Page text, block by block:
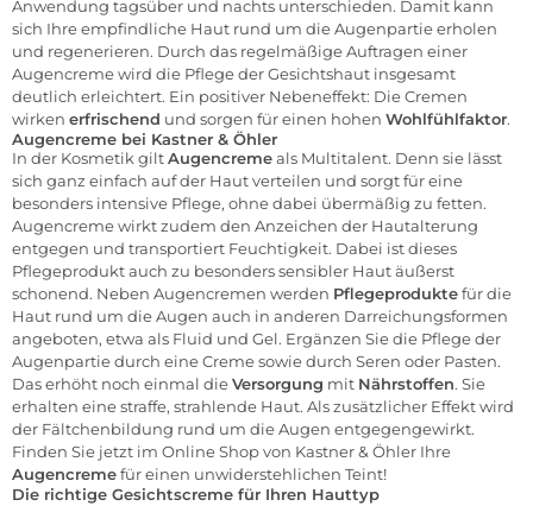
Anwendung tagsüber und nachts unterschieden. Damit kann
sich Ihre empfindliche Haut rund um die Augenpartie erholen
und regenerieren. Durch das regelmäßige Auftragen einer
Augencreme wird die Pflege der Gesichtshaut insgesamt
deutlich erleichtert. Ein positiver Nebeneffekt: Die Cremen
wirken erfrischend und sorgen für einen hohen Wohlfühlfaktor.
Augencreme bei Kastner & Öhler
In der Kosmetik giltAugencremeals Multitalent. Denn sie lässt
sich ganz einfach auf der Haut verteilen und sorgt für eine
besonders intensive Pflege, ohne dabei übermäßig zu fetten.
Augencreme wirkt zudem den Anzeichen der Hautalterung
entgegen und transportiert Feuchtigkeit. Dabei ist dieses
Pflegeprodukt auch zu besonders sensibler Haut äußerst
schonend. Neben Augencremen werden Pflegeproduktefür die
Haut rund um die Augen auch in anderen Darreichungsformen
angeboten, etwa als Fluid und Gel. Ergänzen Sie die Pflege der
Augenpartie durch eine Creme sowie durch Seren oder Pasten.
Das erhöht noch einmal dieVersorgung mit Nährstoffen. Sie
erhalten eine straffe, strahlende Haut. Als zusätzlicher Effekt wird
der Fältchenbildung rund um die Augen entgegengewirkt.
Finden Sie jetzt im Online Shop von Kastner & Öhler Ihre
Augencremefür einen unwiderstehlichen Teint!
Die richtige Gesichtscreme für Ihren Hauttyp